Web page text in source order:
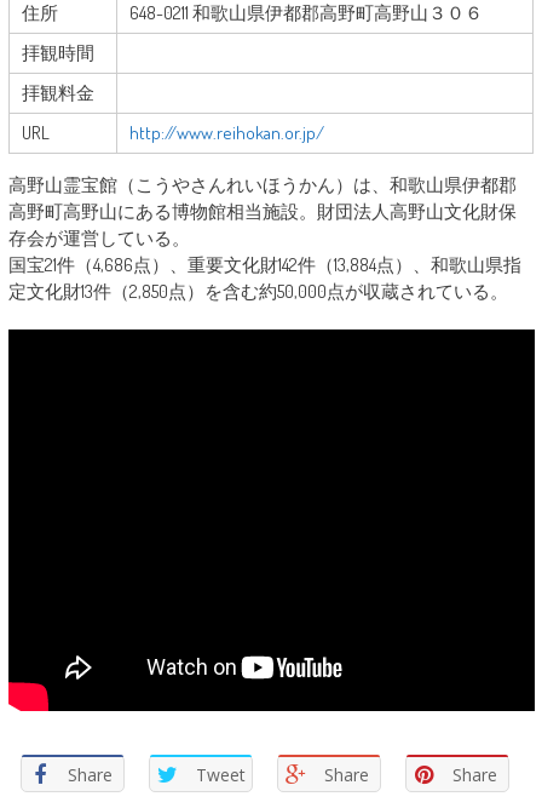
住所
648-0211 和歌山県伊都郡高野町高野山３０６
拝観時間
拝観料金
URL
http://www.reihokan.or.jp/
高野山霊宝館（こうやさんれいほうかん）は、和歌山県伊都郡
高野町高野山にある博物館相当施設。財団法人高野山文化財保
存会が運営している。
国宝21件（4,686点）、重要文化財142件（13,884点）、和歌山県指
定文化財13件（2,850点）を含む約50,000点が収蔵されている。
Share Tweet Share Share